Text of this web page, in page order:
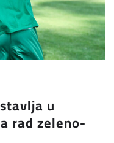
u
rad zeleno-